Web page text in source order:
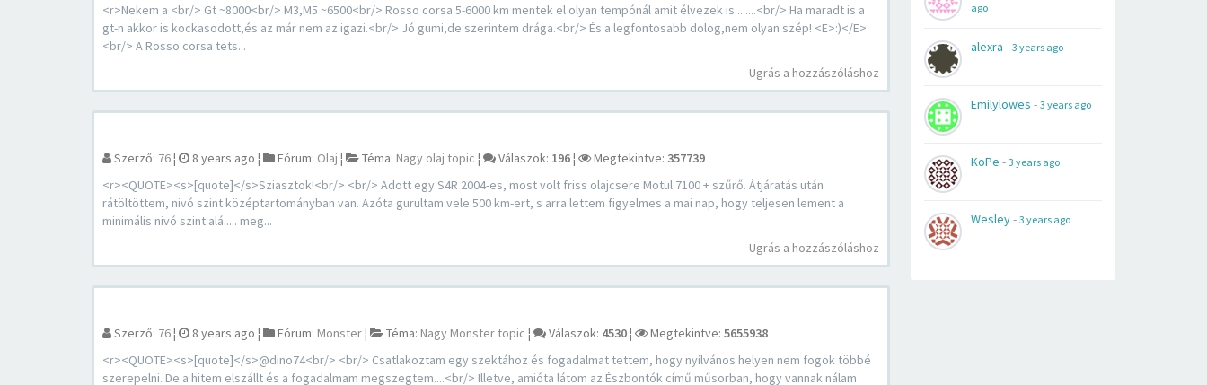
ago
alexra - 3 years ago
Emilylowes - 3 years ago
KoPe - 3 years ago
Wesley- 3 years ago
<r>Nekem a <br/> Gt ~8000<br/> M3,M5 ~6500<br/> Rosso corsa 5-6000 km mentek el olyan tempónál amit élvezek is........<br/> Ha maradt is a
gt-n akkor is kockasodott,és az már nem az igazi.<br/> Jó gumi,de szerintem drága.<br/> És a legfontosabb dolog,nem olyan szép! <E>:)</E>
<br/> A Rosso corsa tets...
Ugrás a hozzászóláshoz
Szerző: 76¦ 8 years ago ¦ Fórum: Olaj ¦ Téma: Nagy olaj topic ¦ Válaszok: 196¦ Megtekintve: 357739
<r><QUOTE><s>[quote]</s>Sziasztok!<br/> <br/> Adott egy S4R 2004-es, most volt friss olajcsere Motul 7100 + szűrő. Átjáratás után
rátöltöttem, nivó szint középtartományban van. Azóta gurultam vele 500 km-ert, s arra lettem figyelmes a mai nap, hogy teljesen lement a
minimális nivó szint alá..... meg...
Ugrás a hozzászóláshoz
Szerző: 76¦ 8 years ago ¦ Fórum: Monster¦ Téma: Nagy Monster topic ¦ Válaszok: 4530¦ Megtekintve: 5655938
<r><QUOTE><s>[quote]</s>@dino74<br/> <br/> Csatlakoztam egy szektához és fogadalmat tettem, hogy nyílvános helyen nem fogok többé
szerepelni. De a hitem elszállt és a fogadalmam megszegtem....<br/> Illetve, amióta látom az Észbontók című műsorban, hogy vannak nálam